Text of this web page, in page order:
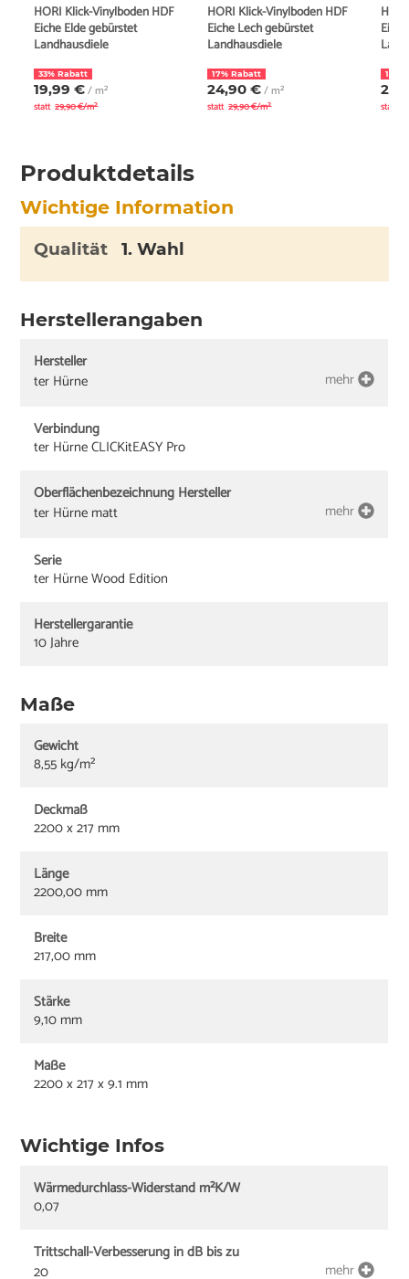
HORI Klick-Vinylboden HDF
Eiche Elde gebürstet
Landhausdiele
33% Rabatt
19,99 €/ m²
statt 29,90 €/m²
HORI Klick-Vinylboden HDF
Eiche Lech gebürstet
Landhausdiele
17% Rabatt
24,90 €/ m²
statt 29,90 €/m²
17%
statt
Produktdetails
Wichtige Information
Qualität 1. Wahl
Herstellerangaben
Hersteller
ter Hürne
mehr
Verbindung
ter Hürne CLICKitEASY Pro
Oberflächenbezeichnung Hersteller
ter Hürne matt
mehr
Serie
ter Hürne Wood Edition
Herstellergarantie
10 Jahre
Maße
Gewicht
8,55 kg/m²
Deckmaß
2200 x 217 mm
Länge
2200,00 mm
Breite
217,00 mm
Stärke
9,10 mm
Maße
2200 x 217 x 9.1 mm
Wichtige Infos
Wärmedurchlass-Widerstand m²K/W
0,07
Trittschall-Verbesserung in dB bis zu
20
mehr